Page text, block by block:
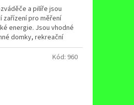
a pilíře jsou
zařízení pro měření
energie. Jsou vhodné
domky, rekreační
Kód: 960